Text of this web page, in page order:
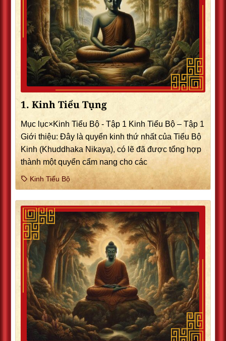
1. Kinh Tiểu Tụng
Mục lục×Kinh Tiểu Bộ - Tập 1 Kinh Tiểu Bộ – Tập 1
Giới thiệu: Ðây là quyển kinh thứ nhất của Tiểu Bộ
Kinh (Khuddhaka Nikaya), có lẽ đã được tổng hợp
thành một quyển cẩm nang cho các
Kinh Tiểu Bộ